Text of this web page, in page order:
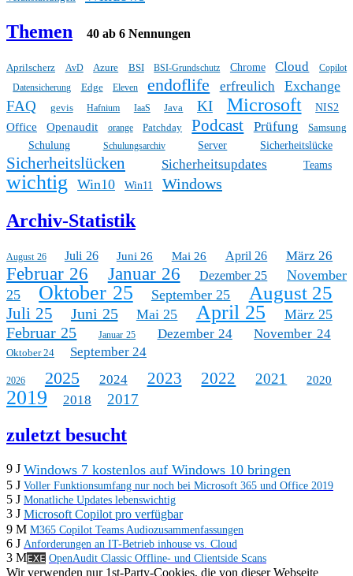
Themen 40 ab 6 Nennungen
Aprilscherz AvD Azure BSI BSI-Grundschutz Chrome Cloud
Copilot
Datensicherung
Edge Eleven endoflife erfreulich Exchange
FAQ gevis Hafnium IaaS Java KI Microsoft NIS2
Office Openaudit orange Patchday Podcast Prüfung
Samsung
Schulung
Schulungsarchiv Server Sicherheitslücke
Sicherheitslücken Sicherheitsupdates Teams
wichtig Win10 Win11 Windows
Archiv-Statistik
August 26 Juli 26 Juni 26 Mai 26 April 26 März 26
Februar 26 Januar 26 Dezember 25
November
25
Oktober 25 September 25 August 25
Juli 25 Juni 25 Mai 25 April 25 März 25
Februar 25 Januar 25 Dezember 24 November 24
Oktober 24 September 24
2026 2025 2024 2023 2022 2021 2020
2019 2018 2017
zuletzt besucht
9 J Windows 7 kostenlos auf Windows 10 bringen
5 J Voller Funktionsumfang nur noch bei Microsoft 365 und Office 2019
5 J Monatliche Updates lebenswichtig
3 J Microsoft Copilot pro verfügbar
9 M M365 Copilot Teams Audiozusammenfassungen
6 J Anforderungen an IT-Betrieb inhouse vs. Cloud
3 MEXE OpenAudit Classic Offline- und Clientside Scans
Wir verwenden nur 1st-Party-Cookies, die von dieser Webseite